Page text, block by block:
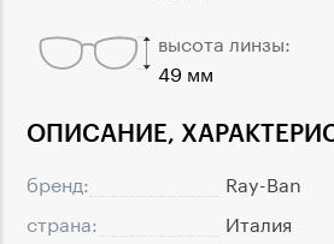
ОПИСАНИЕ,
бренд:
Ray-Ban
страна:
Италия
высота линзы:
49 мм